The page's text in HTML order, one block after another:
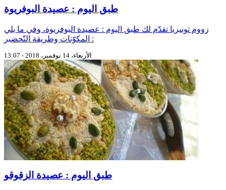
طبق اليوم : عصيدة البوفريوة
زووم تونيزيا تقدّم لك طبق اليوم : عصيدة البوفريوة، وفي ما يلي
المكوّنات وطريقة التّحضير :
الأربعاء، 14 نوفمبر، 2018 - 13:07
طبق اليوم : عصيدة الزقوقو